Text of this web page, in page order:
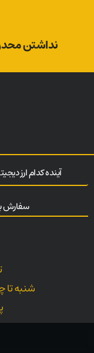
نداشتن
آینده کدام ارز
سفارش
شنبه تا